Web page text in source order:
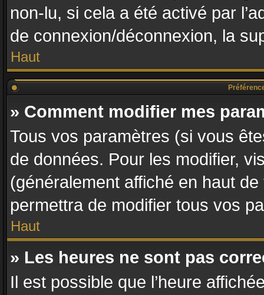
non-lu, si cela a été activé par
de connexion/déconnexion, la
Haut
» Comment modifier mes
Tous vos paramètres (si vous
de données. Pour les modifier,
(généralement affiché en haut
permettra de modifier tous vos
Haut
» Les heures ne sont pas
Il est possible que l’heure